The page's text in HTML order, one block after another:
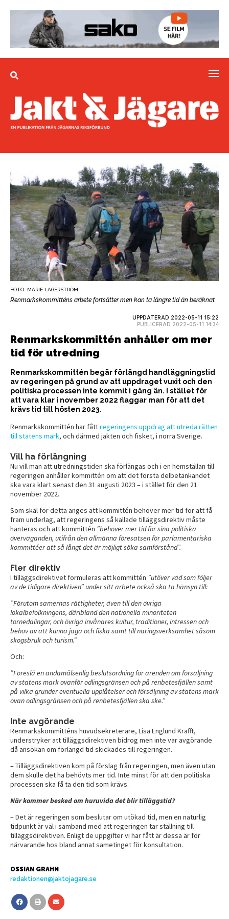
FOTO: MARIE LAGERSTRÖM
Renmarkskommitténs arbete fortsätter men kan ta längre tid än beräknat.
UPPDATERAD 2022-05-11 15:22
PUBLICERAD 2022-05-11 14:34
Renmarkskommittén anhåller om mer
tid för utredning
Renmarkskommittén begär förlängd handläggningstid
av regeringen på grund av att uppdraget vuxit och den
politiska processen inte kommit i gång än. I stället för
att vara klar i november 2022 flaggar man för att det
krävs tid till hösten 2023.
Renmarkskommittén har fåttregeringens uppdrag att utreda rätten
till statens mark, och därmed jakten och fisket, i norra Sverige.
Vill ha förlängning
Nu vill man att utredningstiden ska förlängas och i en hemställan till
regeringen anhåller kommittén om att det första delbetänkandet
ska vara klart senast den 31 augusti 2023 – i stället för den 21
november 2022.
Som skäl för detta anges att kommittén behöver mer tid för att få
fram underlag, att regeringens så kallade tilläggsdirektiv måste
hanteras och att kommittén ”behöver mer tid för sina politiska
överväganden, utifrån den allmänna föresatsen för parlamentariska
kommittéer att så långt det är möjligt söka samförstånd”.
Fler direktiv
I tilläggsdirektivet formuleras att kommittén ”utöver vad som följer
av de tidigare direktiven” under sitt arbete också ska ta hänsyn till:
”Förutom samernas rättigheter, även till den övriga
lokalbefolkningens, däribland den nationella minoriteten
tornedalingar, och övriga invånares kultur, traditioner, intressen och
behov av att kunna jaga och fiska samt till näringsverksamhet såsom
skogsbruk och turism.”
Och:
”Föreslå en ändamålsenlig beslutsordning för ärenden om försäljning
av statens mark ovanför odlingsgränsen och på renbetesfjällen samt
på vilka grunder eventuella upplåtelser och försäljning av statens mark
ovan odlingsgränsen och på renbetesfjällen ska ske.”
Inte avgörande
Renmarkskommitténs huvudsekreterare, Lisa Englund Krafft,
understryker att tilläggsdirektiven bidrog men inte var avgörande
då ansökan om förlängd tid skickades till regeringen.
– Tilläggsdirektiven kom på förslag från regeringen, men även utan
dem skulle det ha behövts mer tid. Inte minst för att den politiska
processen ska få ta den tid som krävs.
När kommer besked om huruvida det blir tilläggstid?
– Det är regeringen som beslutar om utökad tid, men en naturlig
tidpunkt är väl i samband med att regeringen tar ställning till
tilläggsdirektiven. Enligt de uppgifter vi har fått är dessa är för
närvarande hos bland annat sametinget för konsultation.
OSSIAN GRAHN
redaktionen@jaktojagare.se